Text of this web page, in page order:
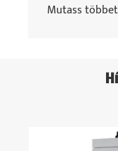
Mutass